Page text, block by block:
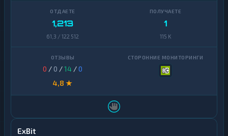
1,213
61,3 / 122 512
1
115 K
0 / 0 /14 /0
4,8 ★
ExBit